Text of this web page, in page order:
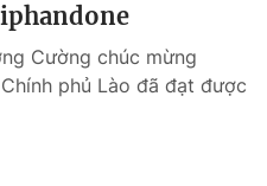
English
Cường chúc mừng
phủ Lào đã đạt được